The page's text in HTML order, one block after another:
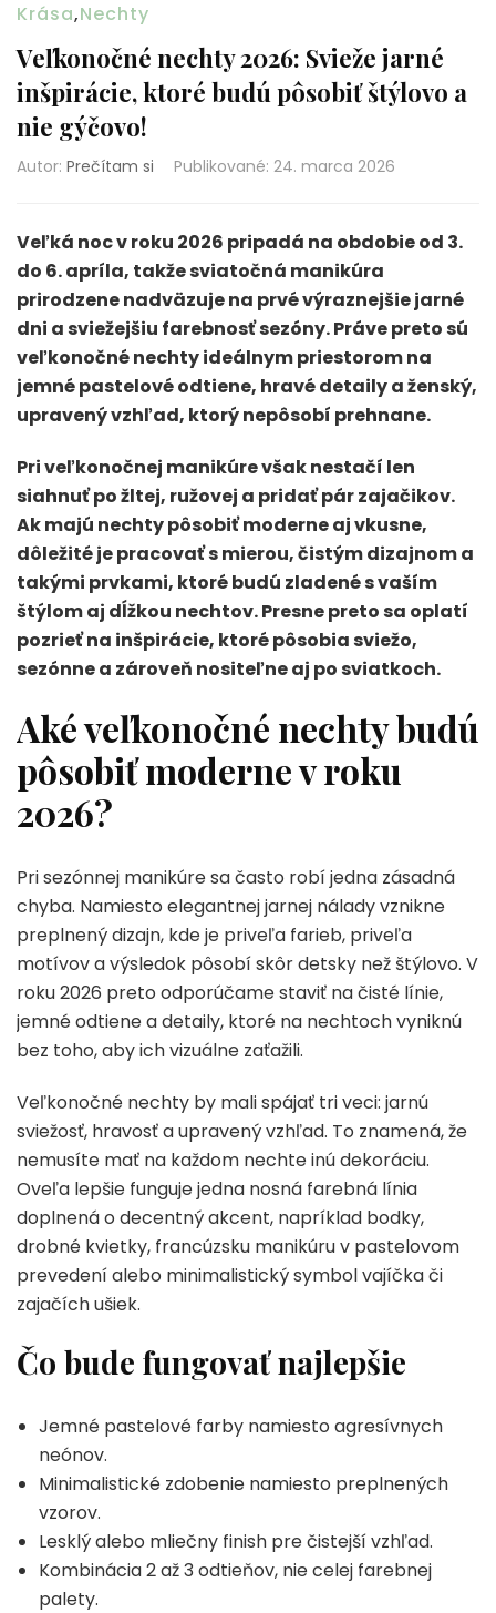
Krása,Nechty
Veľkonočné nechty 2026: Svieže jarné
inšpirácie, ktoré budú pôsobiť štýlovo a
nie gýčovo!
Autor: Prečítam si Publikované: 24. marca 2026
Veľká noc v roku 2026 pripadá na obdobie od 3.
do 6. apríla, takže sviatočná manikúra
prirodzene nadväzuje na prvé výraznejšie jarné
dni a sviežejšiu farebnosť sezóny. Práve preto sú
veľkonočné nechty ideálnym priestorom na
jemné pastelové odtiene, hravé detaily a ženský,
upravený vzhľad, ktorý nepôsobí prehnane.
Pri veľkonočnej manikúre však nestačí len
siahnuť po žltej, ružovej a pridať pár zajačikov.
Ak majú nechty pôsobiť moderne aj vkusne,
dôležité je pracovať s mierou, čistým dizajnom a
takými prvkami, ktoré budú zladené s vaším
štýlom aj dĺžkou nechtov. Presne preto sa oplatí
pozrieť na inšpirácie, ktoré pôsobia sviežo,
sezónne a zároveň nositeľne aj po sviatkoch.
Aké veľkonočné nechty budú
pôsobiť moderne v roku
2026?
Pri sezónnej manikúre sa často robí jedna zásadná
chyba. Namiesto elegantnej jarnej nálady vznikne
preplnený dizajn, kde je priveľa farieb, priveľa
motívov a výsledok pôsobí skôr detsky než štýlovo. V
roku 2026 preto odporúčame staviť na čisté línie,
jemné odtiene a detaily, ktoré na nechtoch vyniknú
bez toho, aby ich vizuálne zaťažili.
Veľkonočné nechty by mali spájať tri veci: jarnú
sviežosť, hravosť a upravený vzhľad. To znamená, že
nemusíte mať na každom nechte inú dekoráciu.
Oveľa lepšie funguje jedna nosná farebná línia
doplnená o decentný akcent, napríklad bodky,
drobné kvietky, francúzsku manikúru v pastelovom
prevedení alebo minimalistický symbol vajíčka či
zajačích ušiek.
Čo bude fungovať najlepšie
Jemné pastelové farby namiesto agresívnych
neónov.
Minimalistické zdobenie namiesto preplnených
vzorov.
Lesklý alebo mliečny finish pre čistejší vzhľad.
Kombinácia 2 až 3 odtieňov, nie celej farebnej
palety.